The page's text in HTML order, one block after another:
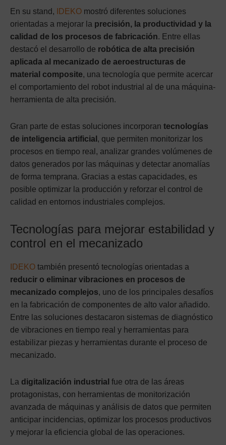
En su stand, IDEKO mostró diferentes soluciones
orientadas a mejorar la precisión, la productividad y la
calidad de los procesos de fabricación. Entre ellas
destacó el desarrollo de robótica de alta precisión
aplicada al mecanizado de aeroestructuras de
material composite, una tecnología que permite acercar
el comportamiento del robot industrial al de una máquina-
herramienta de alta precisión.
Gran parte de estas soluciones incorporan tecnologías
de inteligencia artificial , que permiten monitorizar los
procesos en tiempo real, analizar grandes volúmenes de
datos generados por las máquinas y detectar anomalías
de forma temprana. Gracias a estas capacidades, es
posible optimizar la producción y reforzar el control de
calidad en entornos industriales complejos.
Tecnologías para mejorar estabilidad y
control en el mecanizado
IDEKO también presentó tecnologías orientadas a
reducir o eliminar vibraciones en procesos de
mecanizado complejos, uno de los principales desafíos
en la fabricación de componentes de alto valor añadido.
Entre las soluciones destacaron sistemas de diagnóstico
de vibraciones en tiempo real y herramientas para
estabilizar piezas y herramientas durante el proceso de
mecanizado.
La digitalización industrial fue otra de las áreas
protagonistas, con herramientas de monitorización
avanzada de máquinas y análisis de datos que permiten
anticipar incidencias, optimizar los procesos productivos
y mejorar la eficiencia global de las operaciones.